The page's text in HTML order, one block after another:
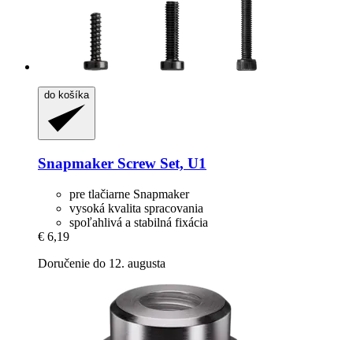
do košíka
Snapmaker Screw Set, U1
pre tlačiarne Snapmaker
vysoká kvalita spracovania
spoľahlivá a stabilná fixácia
€ 6,19
Doručenie do 12. augusta